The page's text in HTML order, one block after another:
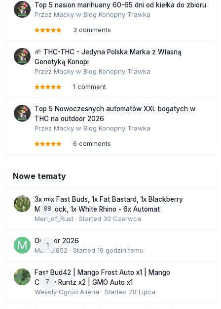
Top 5 nasion marihuany 60-65 dni od kiełka do zbioru
Przez Macky w Blog Konopny Trawka
3 comments
🌱 THC-THC - Jedyna Polska Marka z Własną
Genetyką Konopi
Przez Macky w Blog Konopny Trawka
1 comment
Top 5 Nowoczesnych automatów XXL bogatych w
THC na outdoor 2026
Przez Macky w Blog Konopny Trawka
6 comments
Nowe tematy
88
3x mix Fast Buds, 1x Fat Bastard, 1x Blackberry
Moonrock, 1x White Rhino - 6x Automat
Men_of_Rust · Started 30 Czerwca
1
Outdoor 2026
Marcel852 · Started 19 godzin temu
7
Fast Bud42 | Mango Frost Auto x1 | Mango
Cherry Runtz x2 | GMO Auto x1
Wesoły Ogród Aliena · Started 28 Lipca